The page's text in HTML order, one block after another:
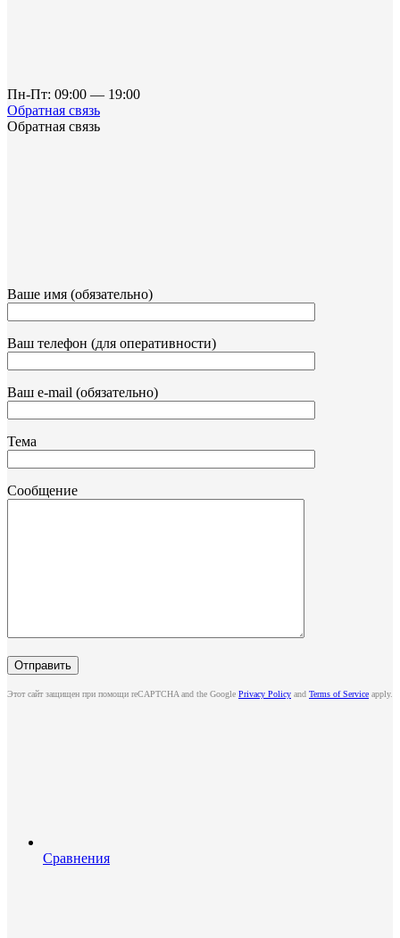
Пн-Пт: 09:00 — 19:00
Обратная связь
Обратная связь
Ваше имя (обязательно)
Ваш телефон (для оперативности)
Ваш e-mail (обязательно)
Тема
Сообщение
Этот сайт защищен при помощи reCAPTCHA and the Google Privacy Policy and Terms of Service apply.
Сравнения